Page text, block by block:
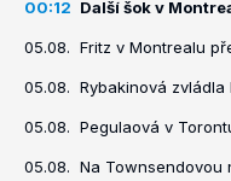
00:12 Další šok v
05.08. Fritz v Montrealu
05.08. Rybakinová
05.08. Pegulaová v
05.08. Na Townsendovou